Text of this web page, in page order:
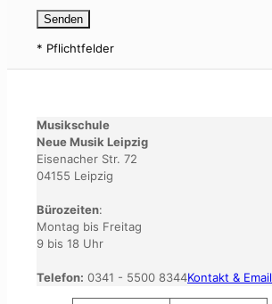
* Pflichtfelder
Musikschule
Neue Musik Leipzig
Eisenacher Str. 72
04155 Leipzig
Bürozeiten:
Montag bis Freitag
9 bis 18 Uhr
Telefon: 0341 - 5500 8344Kontakt & Email